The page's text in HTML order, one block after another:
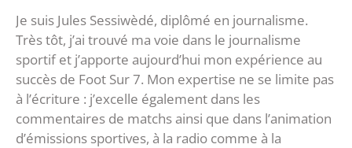
Je suis Jules Sessiwèdé, diplômé en journalisme.
Très tôt, j’ai trouvé ma voie dans le journalisme
sportif et j’apporte aujourd’hui mon expérience au
succès de Foot Sur 7. Mon expertise ne se limite pas
à l’écriture : j’excelle également dans les
commentaires de matchs ainsi que dans l’animation
d’émissions sportives, à la radio comme à la